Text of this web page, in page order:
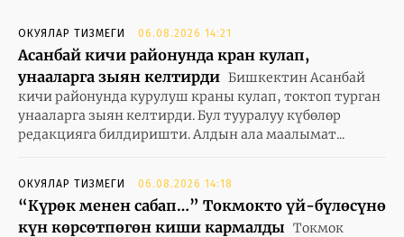
ОКУЯЛАР ТИЗМЕГИ 06.08.2026 14:21
Асанбай кичи районунда кран кулап,
унааларга зыян келтирди Бишкектин Асанбай
кичи районунда курулуш краны кулап, токтоп турган
унааларга зыян келтирди. Бул тууралуу күбөлөр
редакцияга билдиришти. Алдын ала маалымат...
ОКУЯЛАР ТИЗМЕГИ 06.08.2026 14:18
“Күрөк менен сабап…” Токмокто үй-бүлөсүнө
күн көрсөтпөгөн киши кармалды Токмок